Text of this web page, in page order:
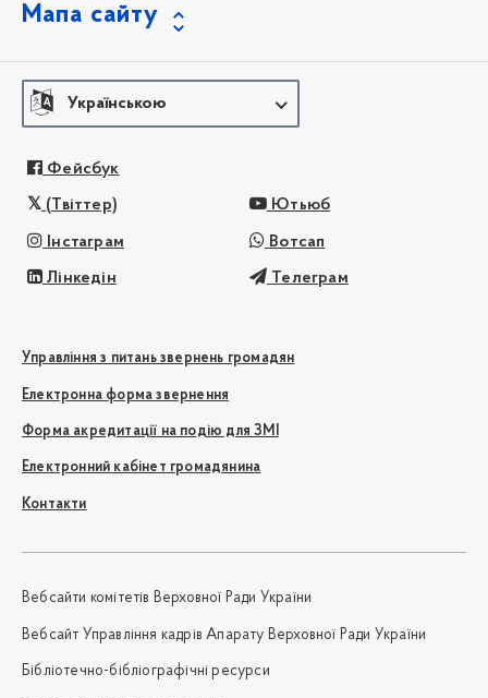
Мапа сайту
Українською
Фейсбук
(Твіттер) Ютьюб
Інстаграм Вотсап
Лінкедін Телеграм
Управління з питань звернень громадян
Електронна форма звернення
Форма акредитації на подію для ЗМІ
Електронний кабінет громадянина
Контакти
Вебсайти комітетів Верховної Ради України
Вебсайт Управління кадрів Апарату Верховної Ради України
Бібліотечно-бібліографічні ресурси